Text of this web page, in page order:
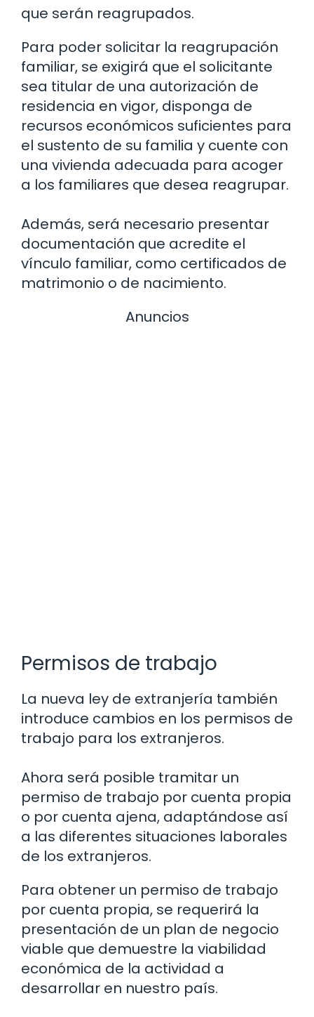
que serán reagrupados.
Para poder solicitar la reagrupación
familiar, se exigirá que el solicitante
sea titular de una autorización de
residencia en vigor, disponga de
recursos económicos suficientes para
el sustento de su familia y cuente con
una vivienda adecuada para acoger
a los familiares que desea reagrupar.
Además, será necesario presentar
documentación que acredite el
vínculo familiar, como certificados de
matrimonio o de nacimiento.
Anuncios
Permisos de trabajo
La nueva ley de extranjería también
introduce cambios en los permisos de
trabajo para los extranjeros.
Ahora será posible tramitar un
permiso de trabajo por cuenta propia
o por cuenta ajena, adaptándose así
a las diferentes situaciones laborales
de los extranjeros.
Para obtener un permiso de trabajo
por cuenta propia, se requerirá la
presentación de un plan de negocio
viable que demuestre la viabilidad
económica de la actividad a
desarrollar en nuestro país.